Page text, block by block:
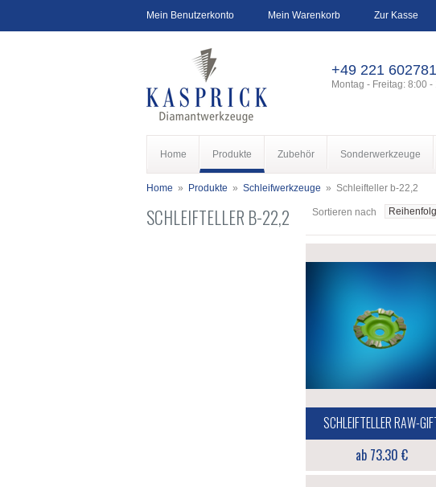
Mein Benutzerkonto Mein Warenkorb Zur Kasse
+49 221 602781
Montag - Freitag: 8:00
Home Produkte Zubehör Sonderwerkzeuge
Home » Produkte » Schleifwerkzeuge » Schleifteller b-22,2
Sortieren nach
SCHLEIFTELLER RAW-
ab 73.30 €
SCHLEIFTELLER B-22,2